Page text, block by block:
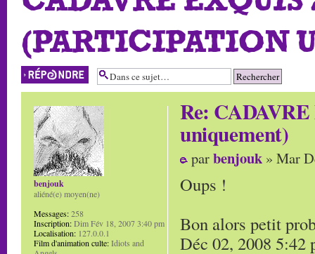
(PARTICIPATION
Répondre
Re:
uniquement)
parbenjouk » Mar
Oups !
Bon alors petit
Déc 02, 2008 5:42
benjouk
aliéné(e) moyen(ne)
Messages:258
Inscription:Dim Fév 18, 2007 3:40 pm
Localisation: 127.0.0.1
Film d'animation culte:Idiots and